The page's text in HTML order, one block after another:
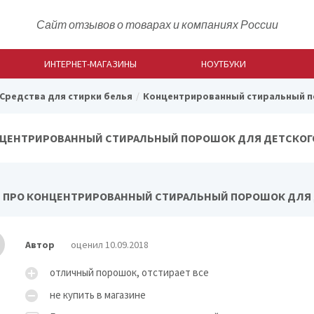
Сайт отзывов о товарах и компаниях России
ИНТЕРНЕТ-МАГАЗИНЫ НОУТБУКИ
Средства для стирки белья Концентрированный стиральный
СТИРАЛЬНЫЙ ПОРОШОК ДЛЯ ДЕТСКОГО
КОНЦЕНТРИРОВАННЫЙ СТИРАЛЬНЫЙ ПОРОШОК ДЛЯ
Автор оценил 10.09.2018
отличный порошок, отстирает все
не купить в магазине